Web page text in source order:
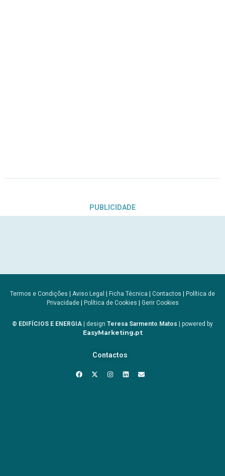
PUBLICIDADE
Termos e Condições | Aviso Legal | Ficha Técnica | Contactos | Política de
Privacidade| Política de Cookies | Gerir Cookies
© EDIFÍCIOS E ENERGIA | design Teresa Sarmento Matos | powered by
EasyMarketing.pt
Contactos